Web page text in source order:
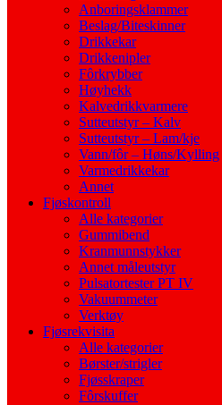
Anboringsklammer
Beslag/Biteskinner
Drikkekar
Drikkenipler
Fôrkrybber
Høyhekk
Kalvedrikkvarmere
Sutteutstyr – Kalv
Sutteutstyr – Lam/kje
Vann/fôr – Høns/Kylling
Varmedrikkekar
Annet
Fjøskontroll
Alle kategorier
Gummibend
Kranmunnstykker
Annet måleutstyr
Pulsatortester PT IV
Vakuummeter
Verktøy
Fjøsrekvisita
Alle kategorier
Børster/strigler
Fjøsskraper
Fôrskuffer